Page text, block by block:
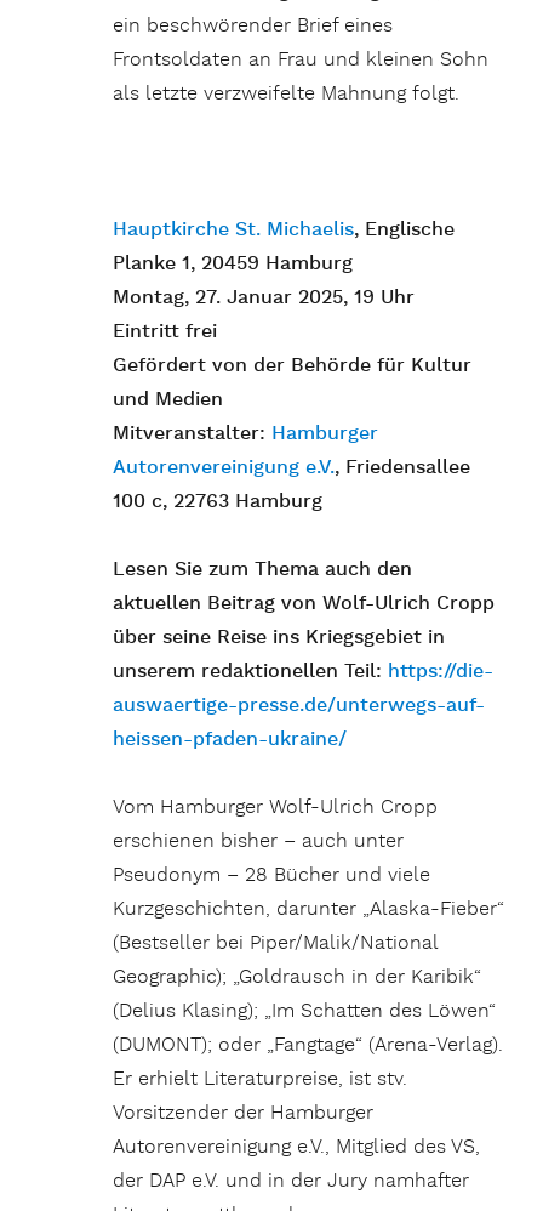
ein beschwörender Brief eines
Frontsoldaten an Frau und kleinen Sohn
als letzte verzweifelte Mahnung folgt.
Hauptkirche St. Michaelis, Englische
Planke 1, 20459 Hamburg
Montag, 27. Januar 2025, 19 Uhr
Eintritt frei
Gefördert von der Behörde für Kultur
und Medien
Mitveranstalter: Hamburger
Autorenvereinigung e.V., Friedensallee
100 c, 22763 Hamburg
Lesen Sie zum Thema auch den
aktuellen Beitrag von Wolf-Ulrich Cropp
über seine Reise ins Kriegsgebiet in
unserem redaktionellen Teil: https://die-
auswaertige-presse.de/unterwegs-auf-
heissen-pfaden-ukraine/
Vom Hamburger Wolf-Ulrich Cropp
erschienen bisher – auch unter
Pseudonym – 28 Bücher und viele
Kurzgeschichten, darunter „Alaska-Fieber“
(Bestseller bei Piper/Malik/National
Geographic); „Goldrausch in der Karibik“
(Delius Klasing); „Im Schatten des Löwen“
(DUMONT); oder „Fangtage“ (Arena-Verlag).
Er erhielt Literaturpreise, ist stv.
Vorsitzender der Hamburger
Autorenvereinigung e.V., Mitglied des VS,
der DAP e.V. und in der Jury namhafter